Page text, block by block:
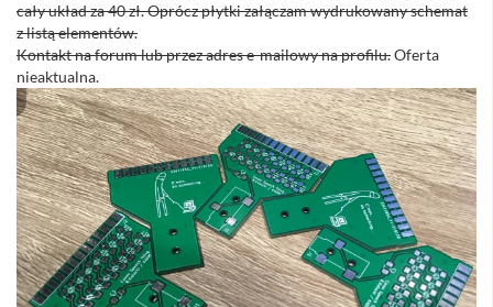
cały układ za 40 zł. Oprócz płytki załączam wydrukowany schemat
z listą elementów.
Kontakt na forum lub przez adres e-mailowy na profilu.Oferta
nieaktualna.